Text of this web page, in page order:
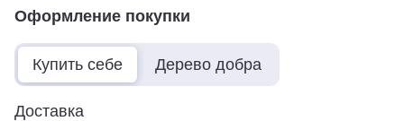
Оформление покупки
Купить себе Дерево добра
Доставка